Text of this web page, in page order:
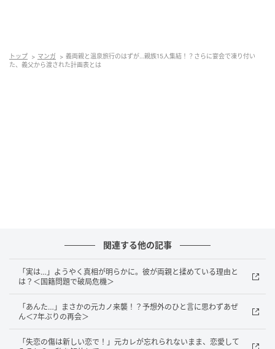
トップ マンガ
義両親と温泉旅行のはずが…親族15人集結！？さらに宴会で凍り付い
た、義父から渡された計画表とは
関連する他の記事
「実は…」ようやく真相が明らかに。彼が両親と揉めている理由と
は？＜国籍問題で破局危機＞
「あんた…」まさかの元カノ来襲！？予想外のひと言に思わずあぜ
ん＜7年ぶりの再会＞
「失恋の傷は新しい恋で！」元カレが忘れられないまま、恋愛して